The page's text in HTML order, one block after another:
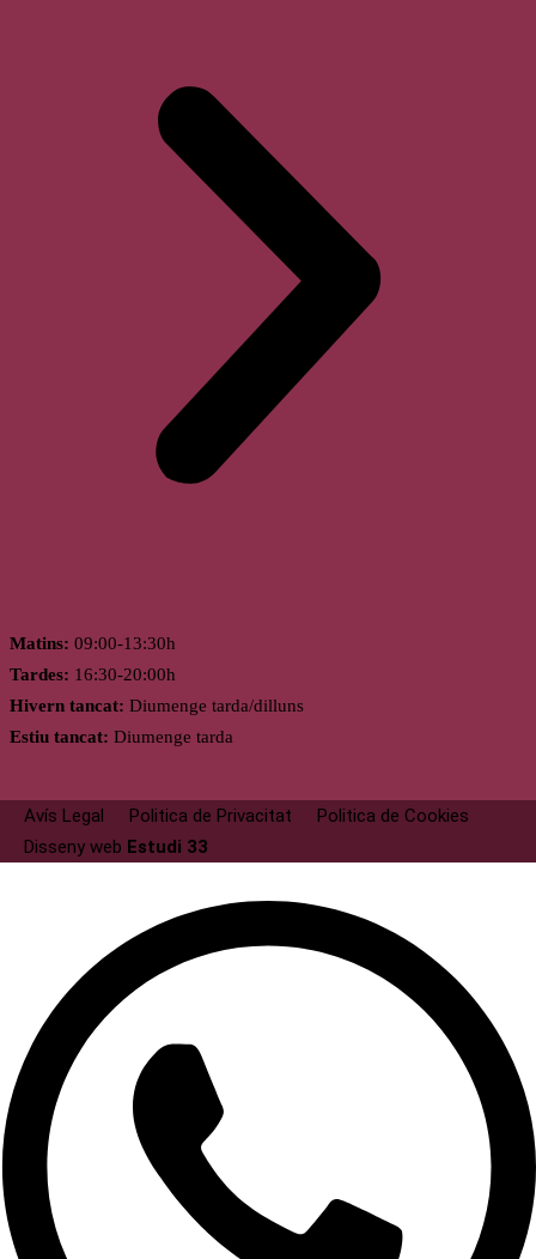
Matins: 09:00-13:30h
Tardes: 16:30-20:00h
Hivern tancat: Diumenge tarda/dilluns
Estiu tancat: Diumenge tarda
Avís Legal Politica de Privacitat
Politica de Cookies
Disseny web Estudi 33